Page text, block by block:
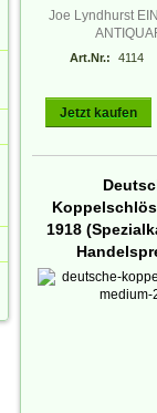
Joe Lyndhurst
Art.Nr.: 4114
Jetzt kaufen
1918